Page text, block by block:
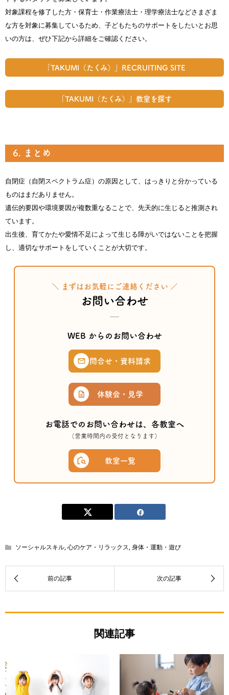
対象課程を修了した方・保育士・作業療法士・理学療法士などさまざま
な方を対象に募集しているため、子どもたちのサポートをしたいとお思
いの方は、ぜひ下記から詳細をご確認ください。
「TAKUMI（たくみ）」RECRUITING SITE
「TAKUMI（たくみ）」教室を探す
6. まとめ
自閉症（自閉スペクトラム症）の原因として、はっきりと分かっている
ものはまだありません。
遺伝的要因や環境要因が複数重なることで、先天的に生じると推測され
ています。
出生後、育てかたや愛情不足によって生じる障がいではないことを把握
し、適切なサポートをしていくことが大切です。
＼ まずはお気軽にご連絡ください ／
お問い合わせ
WEB からのお問い合わせ
問合せ・資料請求
体験会・見学
お電話でのお問い合わせは、各教室へ
（営業時間内の受付となります）
教室一覧
ソーシャルスキル,心のケア・リラックス,身体・運動・遊び
関連記事